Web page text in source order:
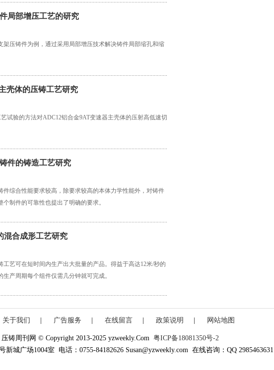
局部增压工艺的研究
架压铸件为例，通过采用局部增压技术解决铸件局部缩孔和缩
壳体的压铸工艺研究
试验的方法对ADC12铝合金9AT变速器主壳体的压射高低速切
件的铸造工艺研究
件综合性能要求较高，除要求较高的本体力学性能外，对铸件
制件的可靠性也提出了明确的要求。
混合成形工艺研究
工艺可在短时间内生产出大批量的产品。得益于高达12米/秒的
产周期每个组件仅需几分钟就可完成。
关于我们 广告服务 在线留言 政策说明 网站地图
铸周刊网 © Copyright 2013-2025 yzweekly.Com 粤ICP备18081350号-2
城广场1004室 电话：0755-84182626 Susan@yzweekly.com 在线咨询：QQ 2985463631